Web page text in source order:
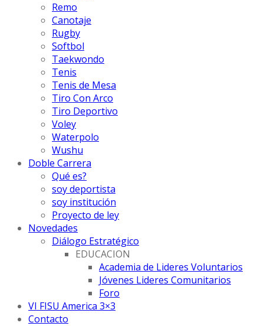
Remo
Canotaje
Rugby
Softbol
Taekwondo
Tenis
Tenis de Mesa
Tiro Con Arco
Tiro Deportivo
Voley
Waterpolo
Wushu
Doble Carrera
Qué es?
soy deportista
soy institución
Proyecto de ley
Novedades
Diálogo Estratégico
EDUCACION
Academia de Lideres Voluntarios
Jóvenes Lideres Comunitarios
Foro
VI FISU America 3×3
Contacto